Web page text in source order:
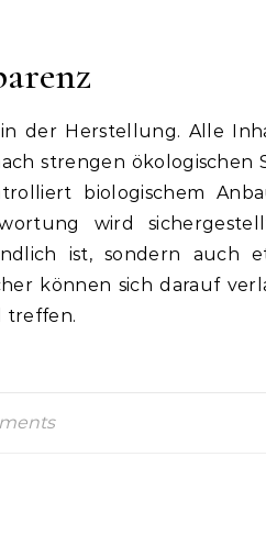
der Herstellung. Alle
strengen ökologischen
biologischem
wird
ist, sondern auch
können sich darauf
treffen.